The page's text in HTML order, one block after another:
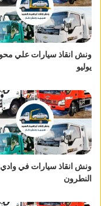
يوليو
ونش انقاذ سيارات في وادي
النطرون